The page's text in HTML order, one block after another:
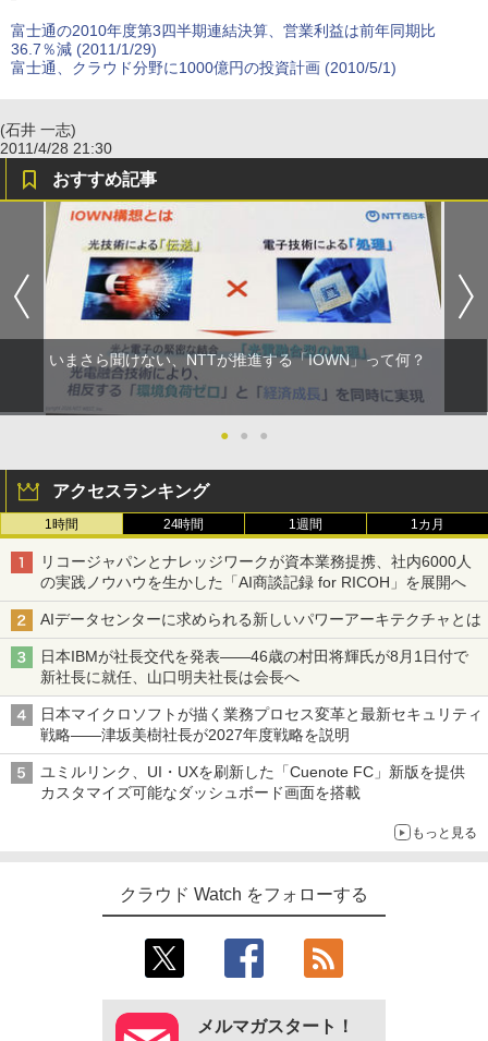
富士通の2010年度第3四半期連結決算、営業利益は前年同期比
36.7％減 (2011/1/29)
富士通、クラウド分野に1000億円の投資計画 (2010/5/1)
(石井 一志)
2011/4/28 21:30
おすすめ記事
いまさら聞けない、NTTが推進する「IOWN」って何？
● ● ●
アクセスランキング
1時間 24時間 1週間 1カ月
リコージャパンとナレッジワークが資本業務提携、社内6000人
の実践ノウハウを生かした「AI商談記録 for RICOH」を展開へ
AIデータセンターに求められる新しいパワーアーキテクチャとは
日本IBMが社長交代を発表――46歳の村田将輝氏が8月1日付で
新社長に就任、山口明夫社長は会長へ
日本マイクロソフトが描く業務プロセス変革と最新セキュリティ
戦略――津坂美樹社長が2027年度戦略を説明
ユミルリンク、UI・UXを刷新した「Cuenote FC」新版を提供
カスタマイズ可能なダッシュボード画面を搭載
もっと見る
クラウド Watch をフォローする
メルマガスタート！